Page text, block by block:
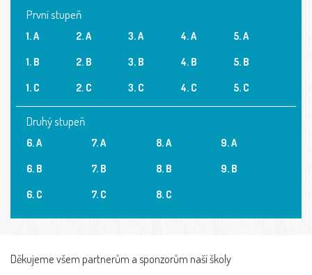
První stupeň
1. A
1. B
1. C
2. A
2. B
2. C
3. A
3. B
3. C
4. A
4. B
4. C
5. A
5. B
5. C
Druhý stupeň
6. A
6. B
6. C
7. A
7. B
7. C
8. A
8. B
8. C
9. A
9. B
Děkujeme všem partnerům a sponzorům naší školy